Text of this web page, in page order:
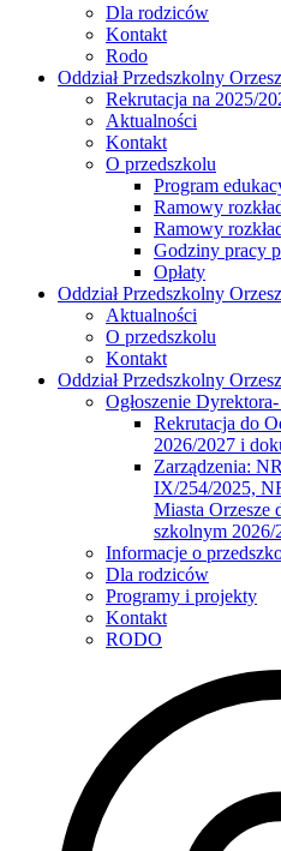
Dla rodziców
Kontakt
Rodo
Oddział Przedszkolny
Rekrutacja na 2025/
Aktualności
Kontakt
O przedszkolu
Program
Ramowy
Ramowy
Godziny pracy
Opłaty
Oddział Przedszkolny
Aktualności
O przedszkolu
Kontakt
Oddział Przedszkolny
Ogłoszenie
Rekrutacja do
2026/2027 i
Zarządzenia:
IX/254/2025,
Miasta Orzesze
szkolnym 2026/
Informacje o
Dla rodziców
Programy i projekty
Kontakt
RODO